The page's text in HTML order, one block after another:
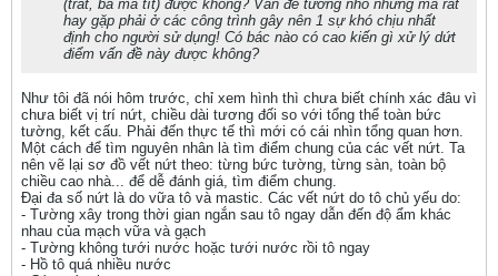
(trát, bả ma tít) được không? Vấn đề tưởng nhỏ nhưng mà rất
hay gặp phải ở các công trình gây nên 1 sự khó chịu nhất
định cho người sử dụng! Có bác nào có cao kiến gì xử lý dứt
điểm vấn đề này được không?
Như tôi đã nói hôm trước, chỉ xem hình thì chưa biết chính xác đâu vì
chưa biết vị trí nứt, chiều dài tương đối so với tổng thể toàn bức
tường, kết cấu. Phải đến thực tế thì mới có cái nhìn tổng quan hơn.
Một cách để tìm nguyên nhân là tìm điểm chung của các vết nứt. Ta
nên vẽ lại sơ đồ vết nứt theo: từng bức tường, từng sàn, toàn bộ
chiều cao nhà... để dễ đánh giá, tìm điểm chung.
Đại đa số nứt là do vữa tô và mastic. Các vết nứt do tô chủ yếu do:
- Tường xây trong thời gian ngắn sau tô ngay dẫn đến độ ẩm khác
nhau của mạch vữa và gạch
- Tường không tưới nước hoặc tưới nước rồi tô ngay
- Hồ tô quá nhiều nước